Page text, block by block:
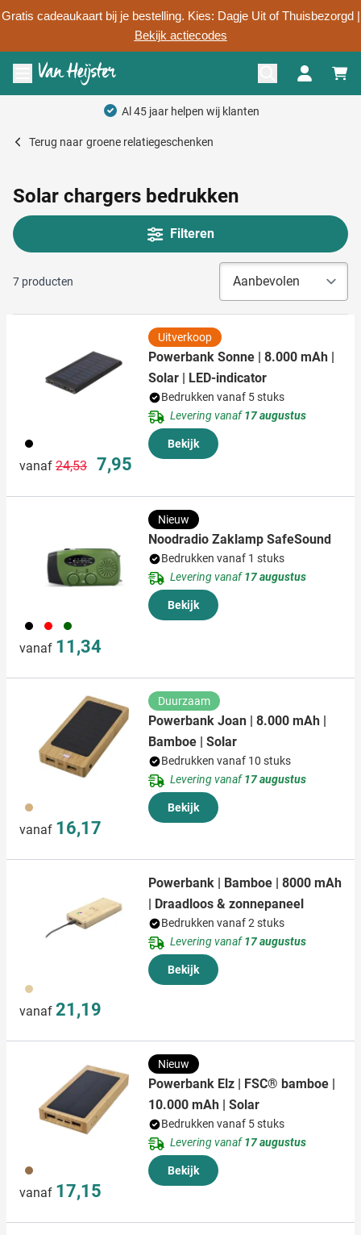
Gratis cadeaukaart bij je bestelling. Kies: Dagje Uit of Thuisbezorgd |
Bekijk actiecodes
Ga naar de inhoud
Menu openen
Persoonlijk advies
Terug naar groene relatiegeschenken
Solar chargers bedrukken
Filteren
7 producten
001
vanaf Normale prijs
24,53 Speciale prijs
7,95
Uitverkoop
Powerbank Sonne | 8.000 mAh |
Solar | LED-indicator
Bedrukken vanaf 5 stuks
Levering vanaf17 augustus
Bekijk
001 008 060
vanaf 11,34
Nieuw
Noodradio Zaklamp SafeSound
Bedrukken vanaf 1 stuks
Levering vanaf17 augustus
Bekijk
823
vanaf 16,17
Duurzaam
Powerbank Joan | 8.000 mAh |
Bamboe | Solar
Bedrukken vanaf 10 stuks
Levering vanaf17 augustus
Bekijk
823
vanaf 21,19
Powerbank | Bamboe | 8000 mAh
| Draadloos & zonnepaneel
Bedrukken vanaf 2 stuks
Levering vanaf17 augustus
Bekijk
011
vanaf 17,15
Nieuw
Powerbank Elz | FSC® bamboe |
10.000 mAh | Solar
Bedrukken vanaf 5 stuks
Levering vanaf17 augustus
Bekijk